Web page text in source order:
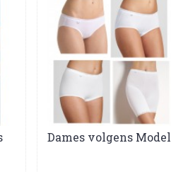
Dames volgens Model